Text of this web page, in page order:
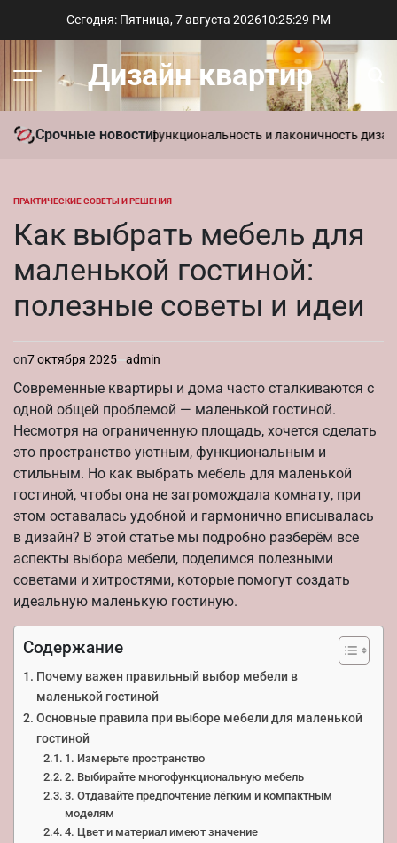
Сегодня: Пятница, 7 августа 202610:25:30 PM
Меню Дизайн квартир
Срочные новости
в интерьере: функциональность и лаконичность дизайна
ОПУБЛИКОВАНО
ПРАКТИЧЕСКИЕ СОВЕТЫ И РЕШЕНИЯ
Как выбрать мебель для
маленькой гостиной:
полезные советы и идеи
on7 октября 2025 admin
Современные квартиры и дома часто сталкиваются с
одной общей проблемой — маленькой гостиной.
Несмотря на ограниченную площадь, хочется сделать
это пространство уютным, функциональным и
стильным. Но как выбрать мебель для маленькой
гостиной, чтобы она не загромождала комнату, при
этом оставалась удобной и гармонично вписывалась
в дизайн? В этой статье мы подробно разберём все
аспекты выбора мебели, поделимся полезными
советами и хитростями, которые помогут создать
идеальную маленькую гостиную.
Содержание
Почему важен правильный выбор мебели в
маленькой гостиной
Основные правила при выборе мебели для маленькой
гостиной
1. Измерьте пространство
2. Выбирайте многофункциональную мебель
3. Отдавайте предпочтение лёгким и компактным
моделям
4. Цвет и материал имеют значение